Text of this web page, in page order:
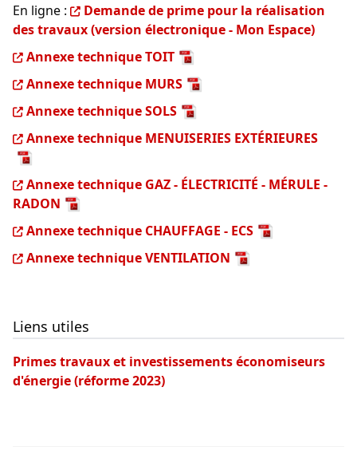
En ligne :
Demande de prime pour la réalisation
des travaux (version électronique - Mon Espace)
Annexe technique TOIT
Annexe technique MURS
Annexe technique SOLS
Annexe technique MENUISERIES EXTÉRIEURES
Annexe technique GAZ - ÉLECTRICITÉ - MÉRULE -
RADON
Annexe technique CHAUFFAGE - ECS
Annexe technique VENTILATION
Liens utiles
Primes travaux et investissements économiseurs
d'énergie (réforme 2023)